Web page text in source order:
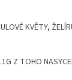
KVĚTY,
Z TOHO